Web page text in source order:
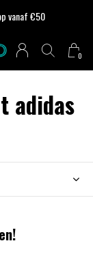
0
vanaf €50
adidas